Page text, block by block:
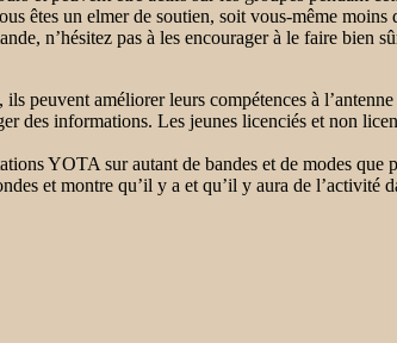
êtes un elmer de soutien, soit vous-même
n’hésitez pas à les encourager à le faire bien
améliorer leurs compétences à
des informations. Les jeunes licenciés et non
YOTA sur autant de bandes et de modes
et montre qu’il y a et qu’il y aura de l’activité